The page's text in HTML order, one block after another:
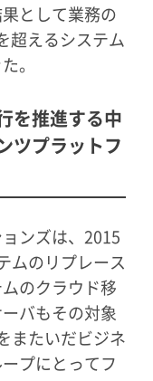
として業務の
超えるシステム
。
を推進する中
ツプラットフ
ンズは、2015
ムのリプレース
のクラウド移
バもその対象
またいだビジネ
プにとってフ